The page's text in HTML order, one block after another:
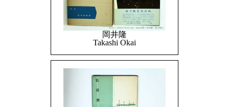
岡井隆
Takashi Okai